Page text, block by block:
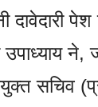
ने,
सचिव